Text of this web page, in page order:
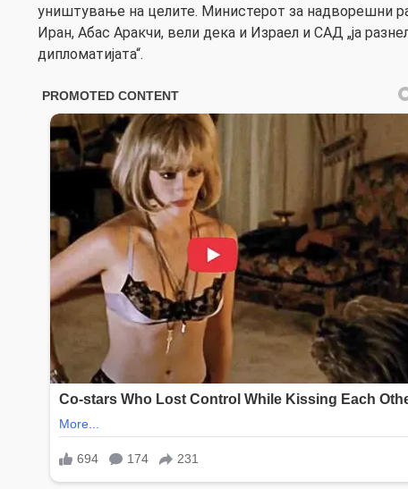
уништување на целите. Министерот за надворешни
Иран, Абас Аракчи, вели дека и Израел и САД „ја
дипломатијата“.